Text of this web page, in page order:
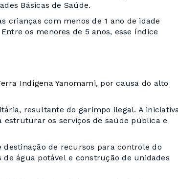
Básicas de Saúde.
crianças com menos de 1 ano de idade
os menores de 5 anos, esse índice
Indígena Yanomami, por causa do alto
resultante do garimpo ilegal. A
estruturar os serviços de saúde pública e
de recursos para controle do
água potável e construção de unidades